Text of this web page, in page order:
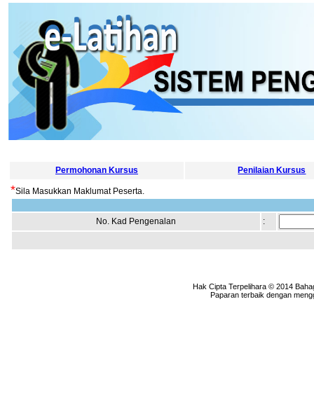
Permohonan Kursus Penilaian Kursus
*Sila Masukkan Maklumat Peserta.
No. Kad Pengenalan :
Hak Cipta Terpelihara © 2014
Paparan terbaik dengan